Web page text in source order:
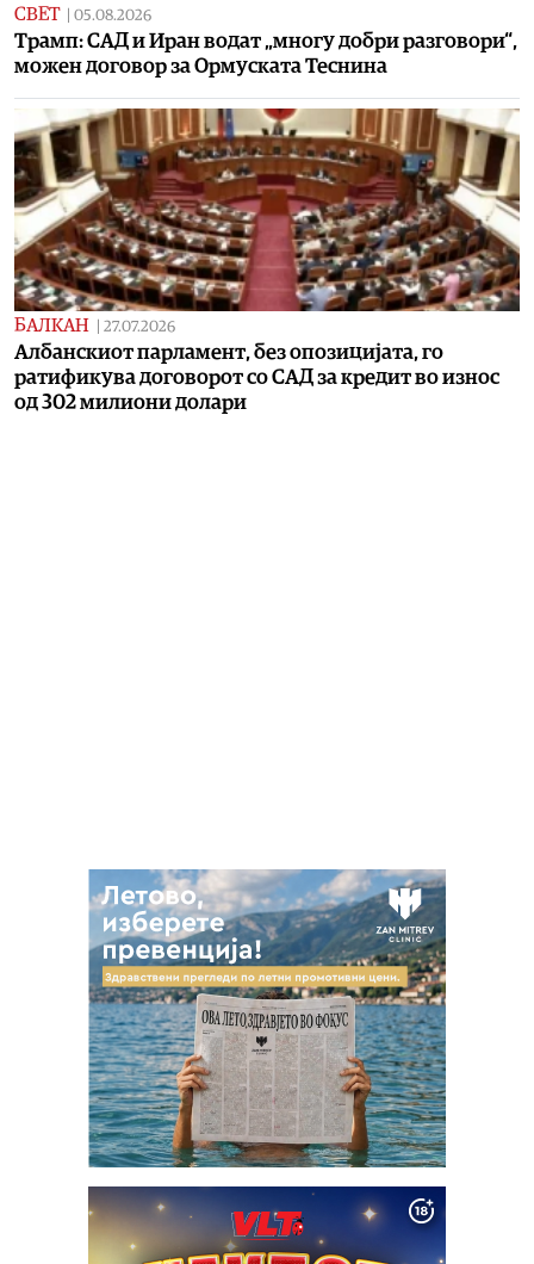
СВЕТ | 05.08.2026
Трамп: САД и Иран водат „многу добри разговори“,
можен договор за Ормуската Теснина
БАЛКАН | 27.07.2026
Албанскиот парламент, без опозицијата, го
ратификува договорот со САД за кредит во износ
од 302 милиони долари